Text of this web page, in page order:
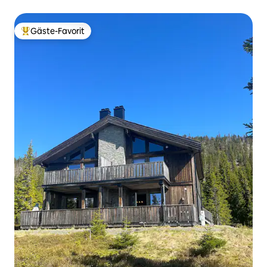
Beliebter Gäste-Favorit.
Gäste-Favorit